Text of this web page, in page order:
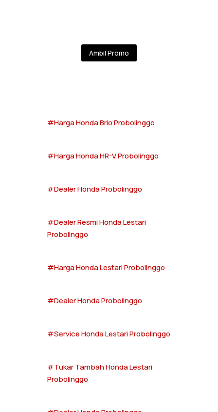
Ambil Promo
#Harga Honda Brio Probolinggo
#Harga Honda HR-V Probolinggo
#Dealer Honda Probolinggo
#Dealer Resmi Honda Lestari
Probolinggo
#Harga Honda Lestari Probolinggo
#Dealer Honda Probolinggo
#Service Honda Lestari Probolinggo
#Tukar Tambah Honda Lestari
Probolinggo